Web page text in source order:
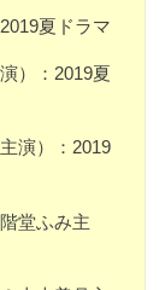
夏ドラマ
）：2019夏
演）：2019
堂ふみ主